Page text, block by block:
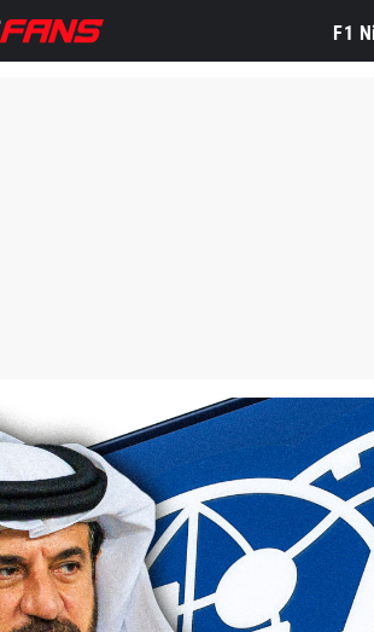
F1